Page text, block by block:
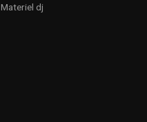
Materiel dj